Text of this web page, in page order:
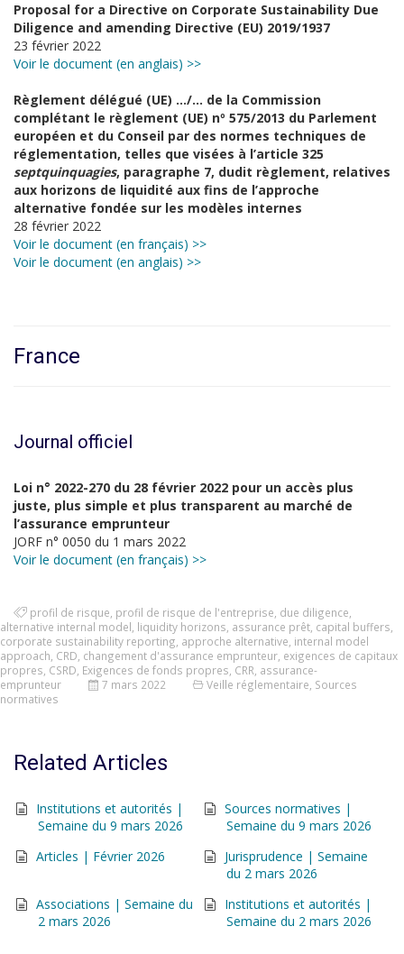
Proposal for a Directive on Corporate Sustainability Due
Diligence and amending Directive (EU) 2019/1937
23 février 2022
Voir le document (en anglais) >>
Règlement délégué (UE) …/… de la Commission
complétant le règlement (UE) nº 575/2013 du Parlement
européen et du Conseil par des normes techniques de
réglementation, telles que visées à l’article 325
septquinquagies, paragraphe 7, dudit règlement, relatives
aux horizons de liquidité aux fins de l’approche
alternative fondée sur les modèles internes
28 février 2022
Voir le document (en français) >>
Voir le document (en anglais) >>
France
Journal officiel
Loi n° 2022-270 du 28 février 2022 pour un accès plus
juste, plus simple et plus transparent au marché de
l’assurance emprunteur
JORF n° 0050 du 1 mars 2022
Voir le document (en français) >>
profil de risque profil de risque de l'entreprise due diligence
alternative internal model liquidity horizons assurance prêt capital buffers
corporate sustainability reporting approche alternative internal model
approach CRD changement d'assurance emprunteur exigences de capitaux
propres CSRD Exigences de fonds propres CRR assurance-
emprunteur
7 mars 2022 Veille réglementaire Sources
normatives
Related Articles
Institutions et autorités |
Semaine du 9 mars 2026
Sources normatives |
Semaine du 9 mars 2026
Articles | Février 2026
Jurisprudence | Semaine
du 2 mars 2026
Associations | Semaine du
2 mars 2026
Institutions et autorités |
Semaine du 2 mars 2026